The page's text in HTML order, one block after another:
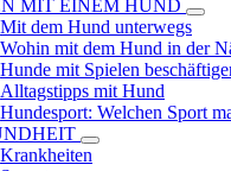
MIT EINEM HUND
Mit dem Hund unterwegs
Wohin mit dem Hund in der
Hunde mit Spielen
Alltagstipps mit Hund
Hundesport: Welchen Sport
Krankheiten